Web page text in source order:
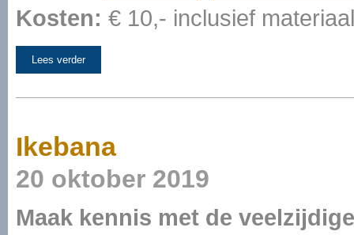
Kosten: € 10,- inclusief
Lees verder
Ikebana
20 oktober 2019
Maak kennis met de